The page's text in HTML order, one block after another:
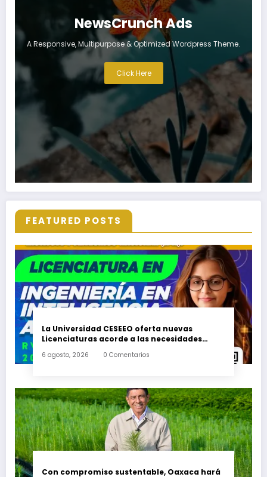
NewsCrunch Ads
A Responsive, Multipurpose & Optimized Wordpress Theme.
Click Here
FEATURED POSTS
La Universidad CESEEO oferta nuevas
Licenciaturas acorde a las necesidades
nivel medio superior
6 agosto, 2026 0 Comentarios
Con compromiso sustentable, Oaxaca hará